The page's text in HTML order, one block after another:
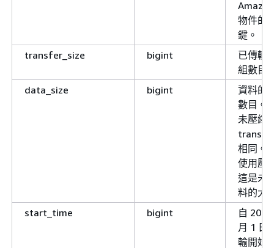
物件的
鍵。
transfer_size
bigint
已傳輸
組數目
data_size
bigint
資料的
數目。
未壓縮
相同。
使用壓
這是未
料的大
start_time
bigint
自
月 1 日
輸開始